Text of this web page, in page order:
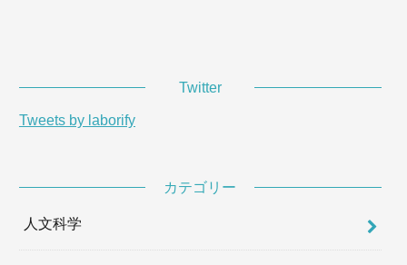
Twitter
Tweets by laborify
カテゴリー
人文科学